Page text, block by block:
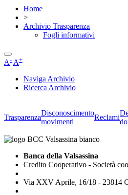
Home
>
Archivio Trasparenza
Fogli informativi
A- A+
Naviga Archivio
Ricerca Archivio
Trasparenza
Disconoscimento
movimenti
Reclami
Banca della Valsassina
Credito Cooperativo - Società
Via XXV Aprile, 16/18 - 23814